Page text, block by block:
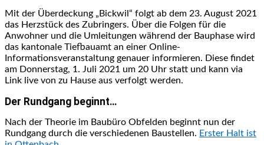
Mit der Überdeckung „Bickwil“ folgt ab dem 23. August 2021
das Herzstück des Zubringers. Über die Folgen für die
Anwohner und die Umleitungen während der Bauphase wird
das kantonale Tiefbauamt an einer Online-
Informationsveranstaltung genauer informieren. Diese findet
am Donnerstag, 1. Juli 2021 um 20 Uhr statt und kann via
Link live von zu Hause aus verfolgt werden.
Der Rundgang beginnt…
Nach der Theorie im Baubüro Obfelden beginnt nun der
Rundgang durch die verschiedenen Baustellen. Erster Halt ist